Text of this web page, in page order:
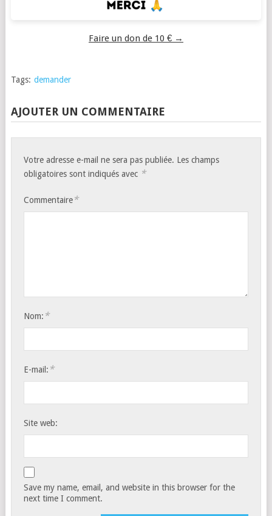
Faire un don de 10 € →
Tags: demander
AJOUTER UN COMMENTAIRE
Votre adresse e-mail ne sera pas publiée. Les champs
obligatoires sont indiqués avec *
Commentaire*
Nom: *
E-mail: *
Site web:
Save my name, email, and website in this browser for the
next time I comment.